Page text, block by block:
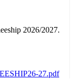
2026/2027.